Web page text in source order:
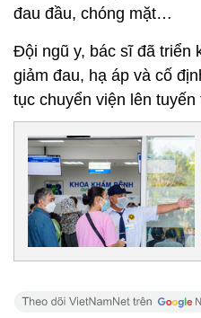
đau đầu, chóng mặt…
Đội ngũ y, bác sĩ đã triển
giảm đau, hạ áp và cố
tục chuyển viện lên tuyến